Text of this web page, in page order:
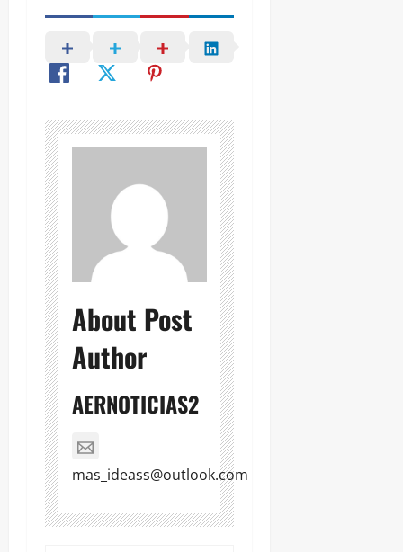
About Post
Author
AERNOTICIAS2
mas_ideass@outlook.com